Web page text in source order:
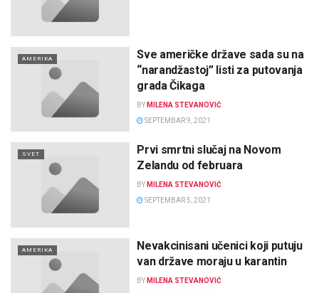
AMERIKA
Sve američke države sada su na
“narandžastoj” listi za putovanja
grada Čikaga
BY MILENA STEVANOVIĆ
SEPTEMBAR 9, 2021
SVET
Prvi smrtni slučaj na Novom
Zelandu od februara
BY MILENA STEVANOVIĆ
SEPTEMBAR 5, 2021
AMERIKA
Nevakcinisani učenici koji putuju
van države moraju u karantin
BY MILENA STEVANOVIĆ